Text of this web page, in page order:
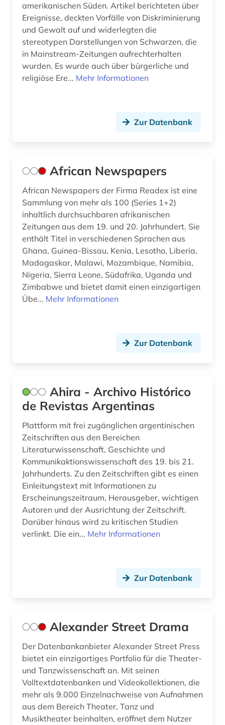
filmkritik (2)
filmkunst (1)
filmmusik (1)
filmografie (2)
filmtechnik (1)
filmverleih (1)
filmwissenschaft (32)
filmzeitschrift (3)
filmzensur (1)
filmästhetik (1)
finnland (3)
flucht (1)
flugschrift (4)
forschung (2)
forschungsdaten (1)
forschungseinrichtung (1)
forstwissenschaft (1)
foto (1)
fotoarchiv (2)
frankfurter allgemeine (1)
frankreich (6)
französische revolution (1)
frauen- und geschlechterforschung (1)
frauenbewegung (2)
amerikanischen Süden. Artikel berichteten über
Ereignisse, deckten Vorfälle von Diskriminierung
und Gewalt auf und widerlegten die
stereotypen Darstellungen von Schwarzen, die
in Mainstream-Zeitungen aufrechterhalten
wurden. Es wurde auch über bürgerliche und
religiöse Ere... Mehr Informationen
Zur Datenbank
African Newspapers
African Newspapers der Firma Readex ist eine
Sammlung von mehr als 100 (Series 1+2)
inhaltlich durchsuchbaren afrikanischen
Zeitungen aus dem 19. und 20. Jahrhundert. Sie
enthält Titel in verschiedenen Sprachen aus
Ghana, Guinea-Bissau, Kenia, Lesotho, Liberia,
Madagaskar, Malawi, Mozambique, Namibia,
Nigeria, Sierra Leone, Südafrika, Uganda und
Zimbabwe und bietet damit einen einzigartigen
Übe... Mehr Informationen
Zur Datenbank
Ahira - Archivo Histórico
de Revistas Argentinas
Plattform mit frei zugänglichen argentinischen
Zeitschriften aus den Bereichen
Literaturwissenschaft, Geschichte und
Kommunikaktionswissenschaft des 19. bis 21.
Jahrhunderts. Zu den Zeitschriften gibt es einen
Einleitungstext mit Informationen zu
Erscheinungszeitraum, Herausgeber, wichtigen
Autoren und der Ausrichtung der Zeitschrift.
Darüber hinaus wird zu kritischen Studien
verlinkt. Die ein... Mehr Informationen
Zur Datenbank
Alexander Street Drama
Der Datenbankanbieter Alexander Street Press
bietet ein einzigartiges Portfolio für die Theater-
und Tanzwissenschaft an. Mit seinen
Volltextdatenbanken und Videokollektionen, die
mehr als 9.000 Einzelnachweise von Aufnahmen
aus dem Bereich Theater, Tanz und
Musiktheater beinhalten, eröffnet dem Nutzer